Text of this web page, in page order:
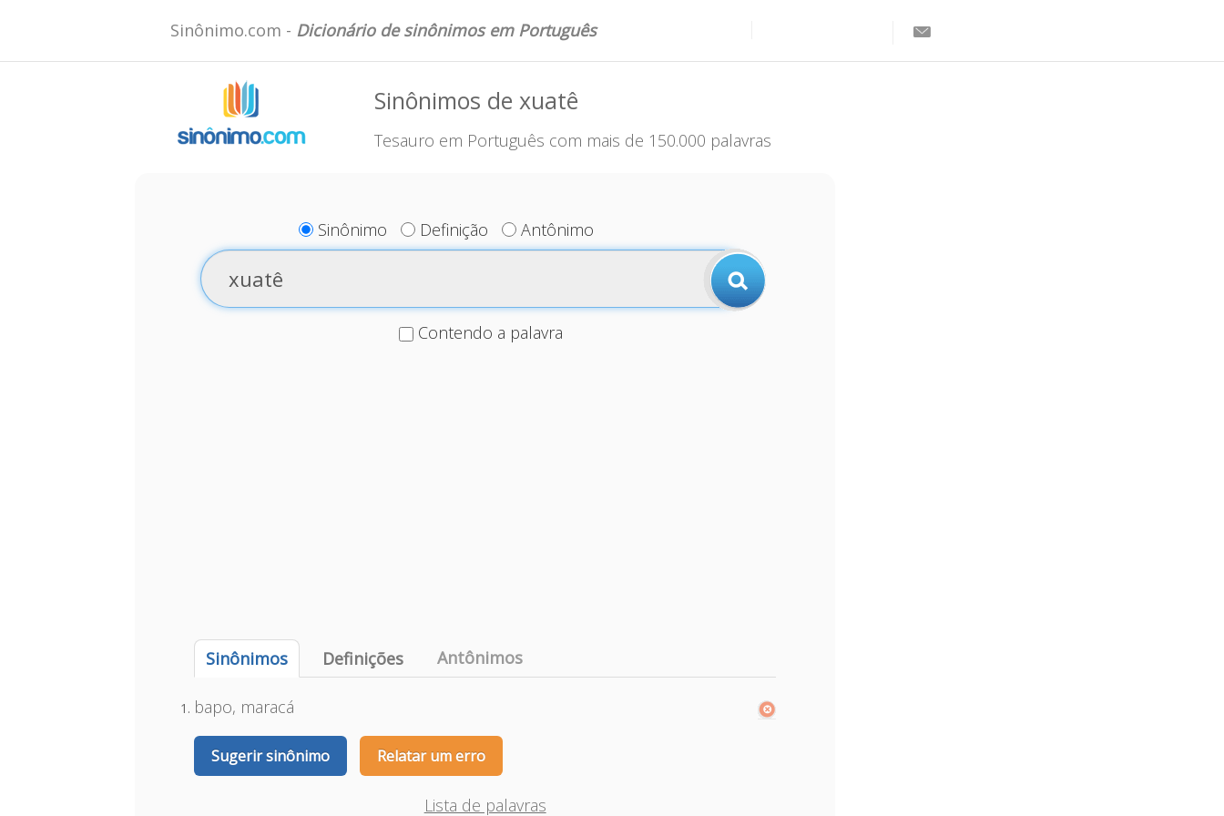
Sinônimo.com - Dicionário de sinônimos em Português
Sinônimos de xuatê
Tesauro em Português com mais de 150.000 palavras
Sinônimo Definição Antônimo
Contendo a palavra
Sinônimos Definições Antônimos
bapo, maracá
Sugerir sinônimo Relatar um erro
Lista de palavras